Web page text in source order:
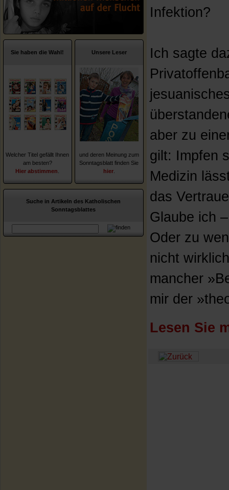
Sie haben die Wahl!
Welcher Titel gefällt Ihnen
am besten?
Hier abstimmen
Unsere Leser
und deren Meinung zum
Sonntagsblatt finden Sie
hier
Suche in Artikeln des Katholischen
Sonntagsblattes
Infektion?
Ich sagte
aber zu
gilt: Impfen
Medizin
das
Glaube ich
Oder zu
nicht
mancher
mir der
Lesen Sie